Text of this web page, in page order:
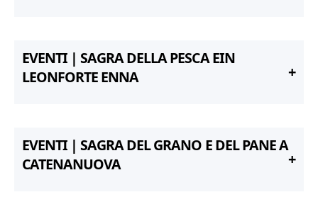
EVENTI | SAGRA DELLA PESCA EIN
LEONFORTE ENNA
EVENTI | SAGRA DEL GRANO E DEL PANE A
CATENANUOVA